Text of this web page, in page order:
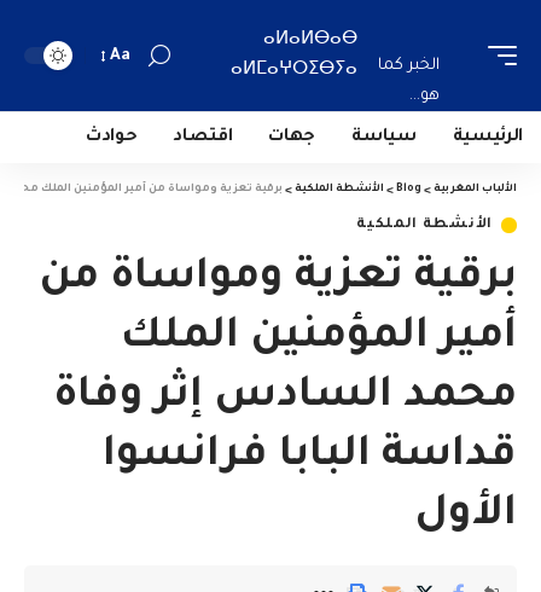
الخبر كما
هو...
ⴰⵍⴰⵍⴱⴰⴱ
ⴰⵍⵎⴰⵖⵔⵉⴱⵢⴰ
Aa
الرئيسية سياسة جهات اقتصاد حوادث
الألباب المغربية >
Blog
> الأنشطة الملكية > برقية تعزية ومواساة من أمير المؤمنين الملك محمد
الأنشطة الملكية
برقية تعزية ومواساة من
أمير المؤمنين الملك
محمد السادس إثر وفاة
قداسة البابا فرانسوا
الأول